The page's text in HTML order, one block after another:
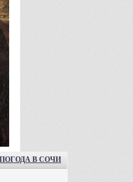
ПОГОДА В СОЧИ